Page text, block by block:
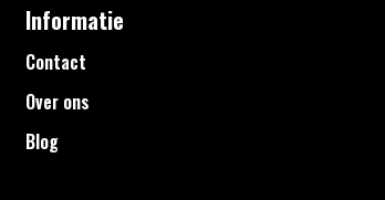
Informatie
Contact
Over ons
Blog